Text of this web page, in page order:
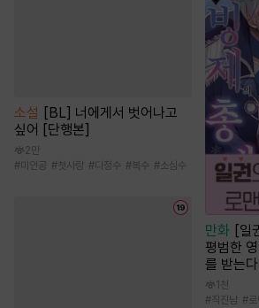
소설
[BL] 너에게서 벗어나고
싶어 [단행본]
2만
#미인공 #첫사랑 #다정수 #복수 #소심수
만화
[일
평범한
를 받는
1천
#직진남 #로